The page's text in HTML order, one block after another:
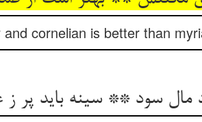
cornelian is better than
مال سود ** سینه باید پر